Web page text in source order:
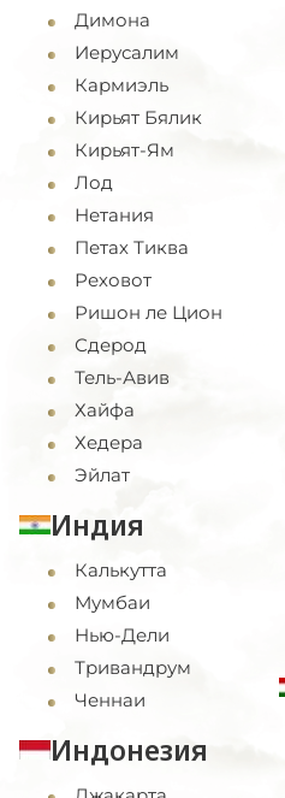
Димона
Иерусалим
Кармиэль
Кирьят Бялик
Кирьят-Ям
Лод
Нетания
Петах Тиква
Реховот
Ришон ле Цион
Сдерод
Тель-Авив
Хайфа
Хедера
Эйлат
Индия
Калькутта
Мумбаи
Нью-Дели
Тривандрум
Ченнаи
Индонезия